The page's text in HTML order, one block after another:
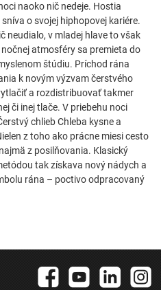
naoko nič nedeje. Hostia
o svojej hiphopovej kariére.
neudialo, v mladej hlave to však
atmosféry sa premieta do
štúdiu. Príchod rána
k novým výzvam čerstvého
a rozdistribuovať takmer
či inej tlače. V priebehu noci
chlieb Chleba kysne a
z toho ako prácne miesi cesto
z posilňovania. Klasický
tak získava nový nádych a
rána – poctivo odpracovaný